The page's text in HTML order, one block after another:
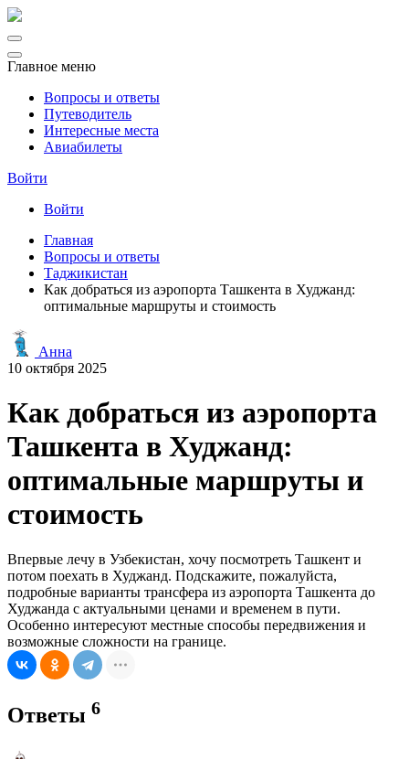
Главное меню
Вопросы и ответы
Путеводитель
Интересные места
Авиабилеты
Войти
Войти
Главная
Вопросы и ответы
Таджикистан
Как добраться из аэропорта Ташкента в Худжанд:
оптимальные маршруты и стоимость
Анна
10 октября 2025
Как добраться из аэропорта
Ташкента в Худжанд:
оптимальные маршруты и
стоимость
Впервые лечу в Узбекистан, хочу посмотреть Ташкент и
потом поехать в Худжанд. Подскажите, пожалуйста,
подробные варианты трансфера из аэропорта Ташкента до
Худжанда с актуальными ценами и временем в пути.
Особенно интересуют местные способы передвижения и
возможные сложности на границе.
Ответы 6